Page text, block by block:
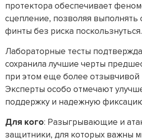
протектора обеспечивает
сцепление, позволяя выполнять
финты без риска поскользнуться.
Лабораторные тесты
сохранила лучшие черты
при этом еще более
Эксперты особо отмечают
поддержку и надежную
Для кого: Разыгрывающие и
защитники, для которых важны